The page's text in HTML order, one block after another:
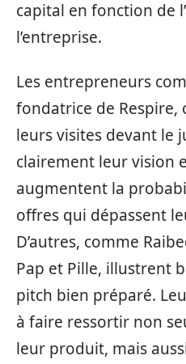
capital en fonction de
l’entreprise.
Les entrepreneurs
fondatrice de
leurs visites devant le
clairement leur vision
augmentent la
offres qui dépassent
D’autres, comme
Pap et Pille, illustrent
pitch bien préparé.
à faire ressortir non
leur produit, mais